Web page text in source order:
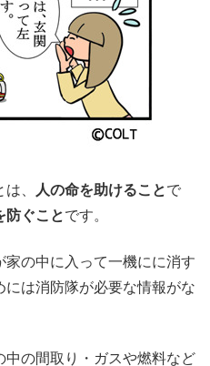
、 人の命を助けることで
防ぐことです。
の中に入って一機にに消す
は消防隊が必要な情報がな
の間取り・ガスや燃料など